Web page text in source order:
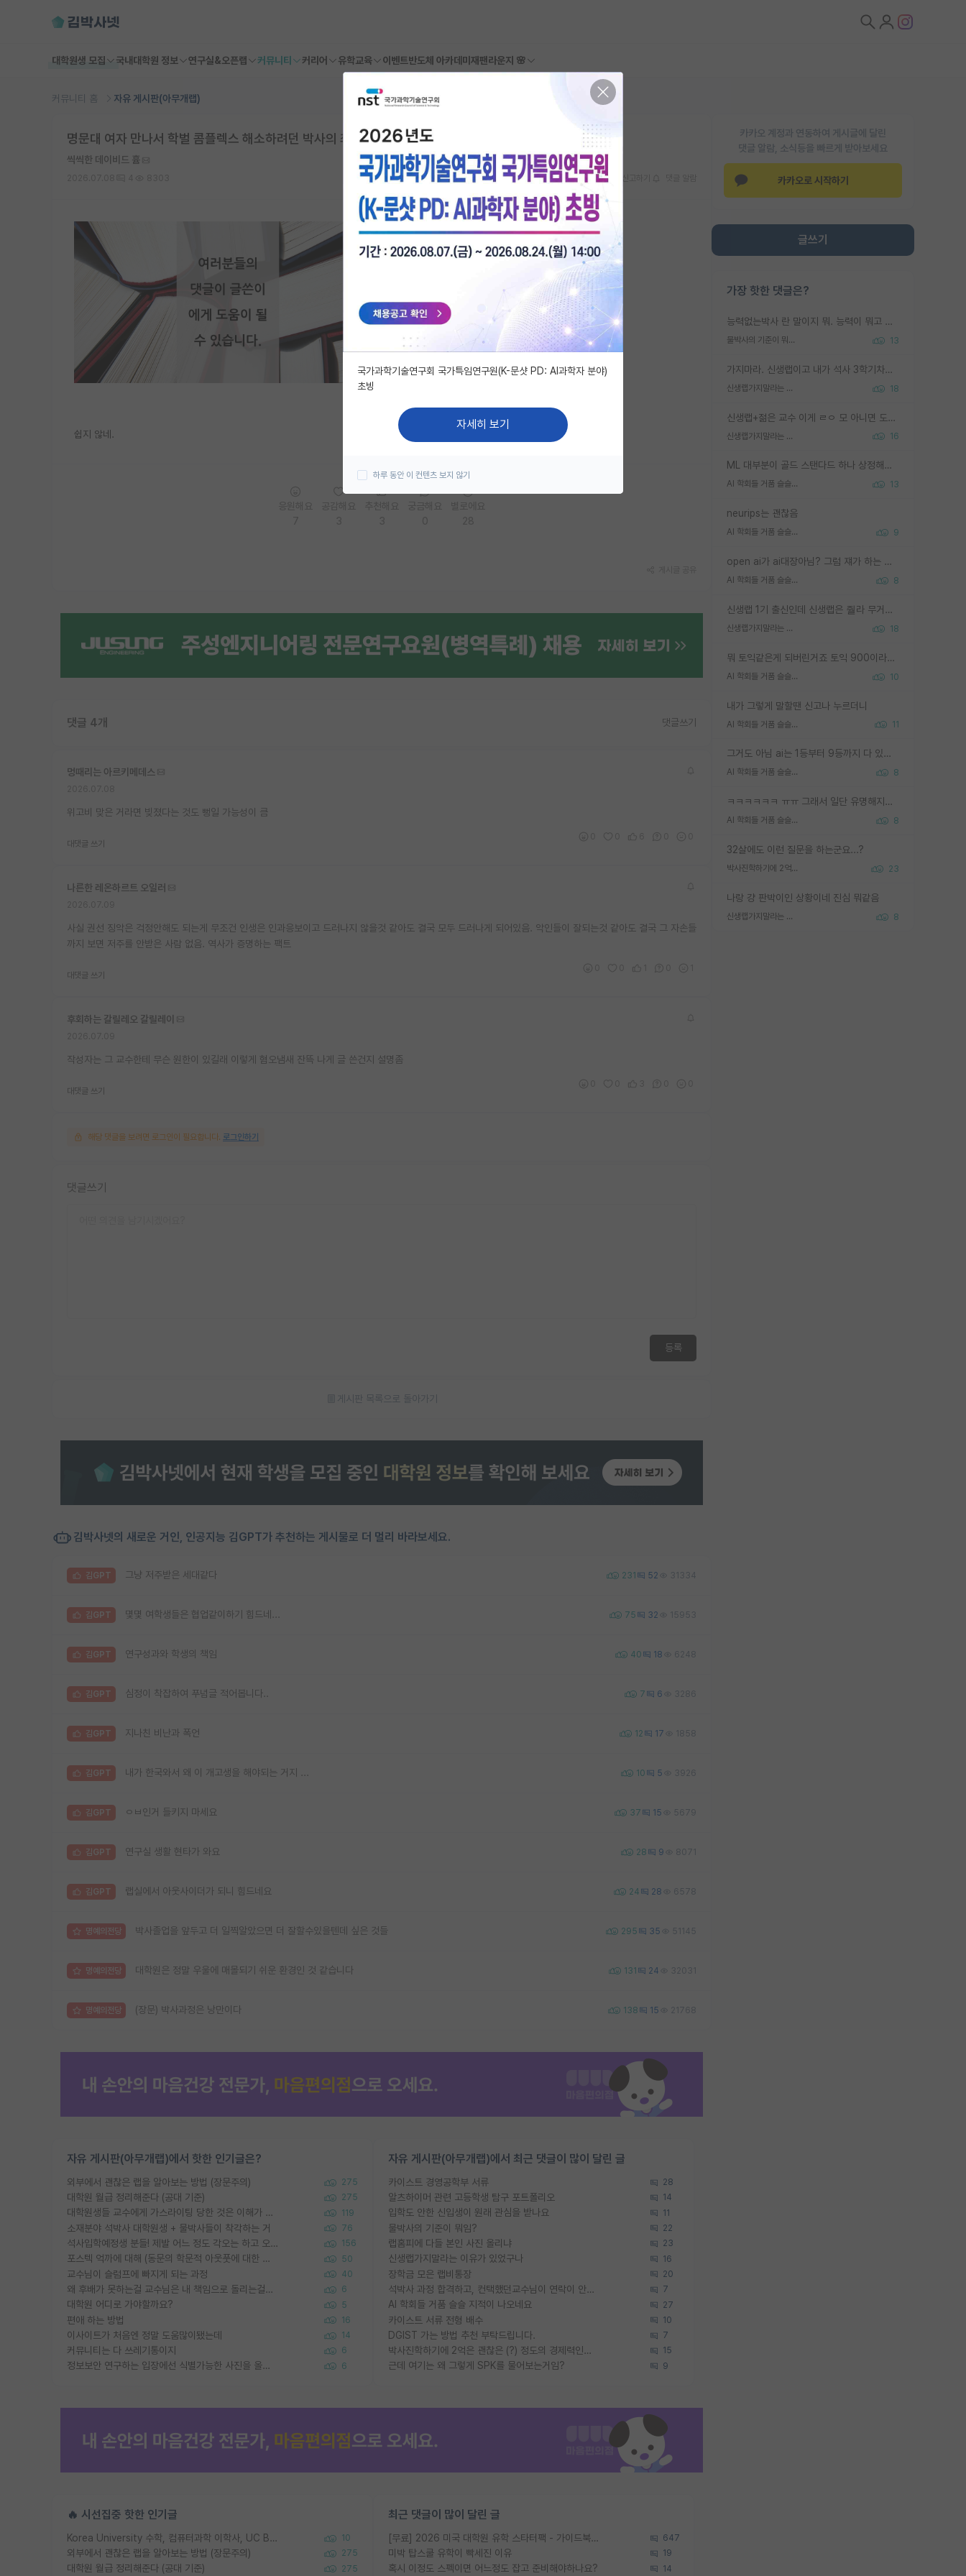
대학원생 모집 국내대학원 정보 연구실&오픈랩 커뮤니티 커리어 유학교육 이벤트반도체 아카데미 재팬라운지 🌸
커뮤니티 홈 자유 게시판(아무개랩)
카카오 계정과 연동하여 게시글에 달린
댓글 알람, 소식등을 빠르게 받아보세요
카카오로 시작하기
글쓰기
가장 핫한 댓글은?
능력없는박사 란 말이지 뭐. 능력이 뭐고 능력이 있다는게 뭔지는 사람마다 기준이 다르니까 얘기해봐야 서로 자기 기준만 얘기해서 논쟁이 끝이 안나고. 주위에서 능력있고 야심있는 신입생이 교수가 유의미한 피드백을 아예 안주면서 제대로된 과제에 참여해볼 기회도 제공하지 않고 잡일 뺑뺑이만 돌려서 맨날 단순작업만 하면서 밤새다가 눈빛이 점점 죽어가는걸 본 사람은 물박사는 교수탓이라고 하고, 교수는 이것저것 알려도 주고 기회도 주고 사수 동기 붙여주면서 어떻게든 끌고가려고 하는데 본인이 매일 뺀질거리면서 출근 하는둥마는둥 하다가 기껏 와서도 폰이나 쳐다보다가 실험 망치고 저녁약속있어서 먼저 가볼게요~ 하는걸 본 사람은 물박사는 본인탓이라고 함.
물박사의 기준이 뭐임? 13
가지마라. 신생랩이고 내가 석사 3학기차인데 최고참인데 나도 아무것도 모르는데 교수가 후배들 왜 논문 교육 안시키냐. 논문 왜 안 써오냐 닦달한다
신생랩가지말라는 이유가 있었구나 18
신생랩+젊은 교수 이게 ㄹㅇ 모 아니면 도인듯.
신생랩가지말라는 이유가 있었구나 16
ML 대부분이 골드 스탠다드 하나 상정해놓고 (벤치마크 데이터셋이 여러 개면 여러 개 상정) 그거 얼마나 잘 맞추나 싸움임 가끔 번뜩이는 설계 철학을 보여주는 논문들도 있지만 대부분 그거 성적 얼마나 더 올리느라에 혈안이 되어 있는 측면이 잇음
AI 학회들 거품 슬슬 지적이 나오네요 13
neurips는 괜찮음
AI 학회들 거품 슬슬 지적이 나오네요 9
open ai가 ai대장아님? 그럼 쟤가 하는 말이 다 맞겠네
AI 학회들 거품 슬슬 지적이 나오네요 8
신생랩 1기 출신인데 신생랩은 줠라 무거운 바벨 같은거임. 들면 대박인데 못들면 깔려 죽음. 아무도 알려주지 않는 환경에서 자생해야하지만, 일단 살아남았다면 그 어떤 사람보다 악착같고 생존력 높은 사람으로 거듭날 수 있음
신생랩가지말라는 이유가 있었구나 18
뭐 토익같은게 되버린거죠 토익 900이라고 영어잘하는건 아닙니다만 잘하는사람은 다 900을 넘는 그런
AI 학회들 거품 슬슬 지적이 나오네요 10
내가 그렇게 말할땐 신고나 누르더니
AI 학회들 거품 슬슬 지적이 나오네요 11
그거도 아님 ai는 1등부터 9등까지 다 있음 그거도 없는 사람은 뭐냐 교수가 그냥 못하게 한거 1등급도 교수가 막으면 안됨
AI 학회들 거품 슬슬 지적이 나오네요 8
ㅋㅋㅋㅋㅋㅋ ㅠㅠ 그래서 일단 유명해지는게 중요한거같습니다
AI 학회들 거품 슬슬 지적이 나오네요 8
32살에도 이런 질문을 하는군요...?
박사진학하기에 2억은 괜찮은 (?) 정도의 경제력인가요 23
나랑 걍 판박이인 상황이네 진심 뭐같음
신생랩가지말라는 이유가 있었구나 8
명문대 여자 만나서 학벌 콤플렉스 해소하려던 박사의 최후
씩씩한 데이비드 흄
스크랩
쉽지 않네.
댓글 4개 댓글쓰기
멍때리는 아르키메데스
위고비 맞은 거라면 빚졌다는 것도 뻥일 가능성이 큼
대댓글 쓰기
나른한 레온하르트 오일러
사실 권선 징악은 걱정안해도 되는게 무조건 인생은 인과응보이고 드러나지 않을것 같아도 결국 모두 드러나게 되어있음. 악인들이 잘되는것 같아도 결국 그 자손들
까지 보면 저주를 안받은 사람 없음. 역사가 증명하는 팩트
대댓글 쓰기
후회하는 갈릴레오 갈릴레이
작성자는 그 교수한테 무슨 원한이 있길래 이렇게 혐오냄새 잔뜩 나게 글 쓴건지 설명좀
대댓글 쓰기
해당 댓글을 보려면 로그인이 필요합니다. 로그인하기
댓글쓰기
등록
게시판 목록으로 돌아가기
김박사넷의 새로운 거인, 인공지능 김GPT가 추천하는 게시물로 더 멀리 바라보세요.
김GPT 그냥 저주받은 세대같다 231 52 31334
김GPT 몇몇 여학생들은 협업같이하기 힘드네... 75 32 15953
김GPT 연구성과와 학생의 책임 40 18 6248
김GPT 심정이 착잡하여 푸념글 적어봅니다.. 7 6 3286
김GPT 지나친 비난과 폭언 12 17 1858
김GPT 내가 한국와서 왜 이 개고생을 해야되는 거지 ... 10 5 3926
김GPT ㅇㅂ인거 들키지 마세요 37 15 5679
김GPT 연구실 생활 현타가 와요 28 9 8071
김GPT 랩실에서 아웃사이더가 되니 힘드네요 24 28 6578
명예의전당 박사졸업을 앞두고 더 일찍알았으면 더 잘할수있을텐데 싶은 것들 295 35 51145
명예의전당 대학원은 정말 우울에 매몰되기 쉬운 환경인 것 같습니다 131 24 32031
명예의전당 (장문) 박사과정은 낭만이다 138 15 21768
자유 게시판(아무개랩)에서 핫한 인기글은?
외부에서 괜찮은 랩을 알아보는 방법 (장문주의) 275
대학원 월급 정리해준다 (공대 기준) 275
대학원생들 교수에게 가스라이팅 당한 것은 이해가 갑니다. 안타깝네요. 119
소재분야 석박사 대학원생 + 물박사들이 착각하는 거 76
석사입학예정생 분들! 제발 어느 정도 각오는 하고 오세요. 156
포스텍 억까에 대해 (동문의 학문적 아웃풋에 대한 반박) 50
교수님이 슬럼프에 빠지게 되는 과정 40
왜 후배가 못하는걸 교수님은 내 책임으로 돌리는걸까요? 6
대학원 어디로 가야할까요? 5
편애 하는 방법 16
이사이트가 처음엔 정말 도움많이됐는데 14
커뮤니티는 다 쓰레기통이지 6
정보보안 연구하는 입장에선 식별가능한 사진을 올리는건 비추이긴함 6
자유 게시판(아무개랩)에서 최근 댓글이 많이 달린 글
카이스트 경영공학부 서류 28
알츠하이머 관련 고등학생 탐구 포트폴리오 14
입학도 안한 신입생이 원래 관심을 받나요 11
물박사의 기준이 뭐임? 22
랩홈피에 다들 본인 사진 올리냐 23
신생랩가지말라는 이유가 있었구나 16
장학금 모은 랩비통장 20
석박사 과정 합격하고, 컨택했던교수님이 연락이 안됩니다... 7
AI 학회들 거품 슬슬 지적이 나오네요 27
카이스트 서류 전형 배수 10
DGIST 가는 방법 추천 부탁드립니다. 7
박사진학하기에 2억은 괜찮은 (?) 정도의 경제력인가요 15
근데 여기는 왜 그렇게 SPK를 물어보는거임? 9
🔥 시선집중 핫한 인기글
Korea University 수학, 컴퓨터과학 이학사, UC Berkeley 산업공학 대학원 공학박사가 되는 것은 쉽지 않겠죠? 10
외부에서 괜찮은 랩을 알아보는 방법 (장문주의) 275
대학원 월급 정리해준다 (공대 기준) 275
최근 댓글이 많이 달린 글
[무료] 2026 미국 대학원 유학 스타터팩 - 가이드북 & 합격자 컨택메일 템플릿 647
미박 탑스쿨 유학이 빡세진 이유 19
혹시 이정도 스펙이면 어느정도 잡고 준비해야하나요? 14
국가과학기술연구회 국가특임연구원(K-문샷 PD: AI과학자 분야)
초빙
자세히 보기
하루 동안 이 컨텐츠 보지 않기